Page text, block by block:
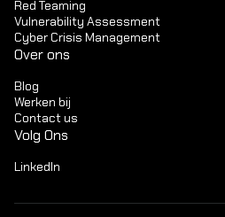
Red Teaming
Vulnerability Assessment
Cyber Crisis Management
Over ons
Blog
Werken bij
Contact us
Volg Ons
LinkedIn